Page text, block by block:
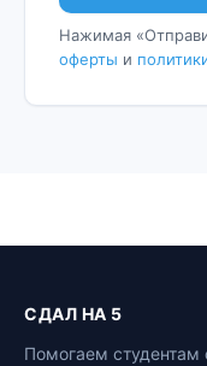
Нажимая
оферты и
СДАЛ НА 5
Помогаем